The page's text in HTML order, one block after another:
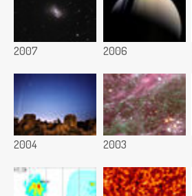
2007 2006
2004 2003